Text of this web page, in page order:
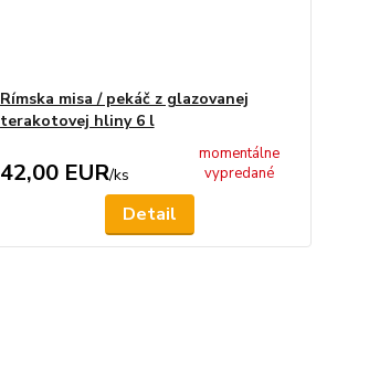
Rímska misa / pekáč z glazovanej
terakotovej hliny 6 l
42,00 EUR/ks
momentálne
vypredané
Detail